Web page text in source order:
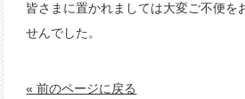
皆さまに置かれましては大変ご不便を
せんでした。
« 前のページに戻る